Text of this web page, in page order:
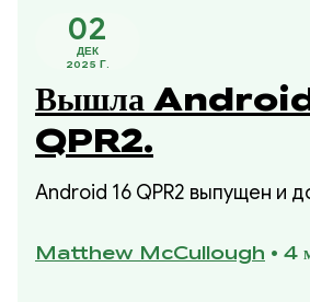
02
ДЕК
2025 Г.
Вышла
QPR2.
Android 16 QPR2 выпущен и
Matthew McCullough • 4